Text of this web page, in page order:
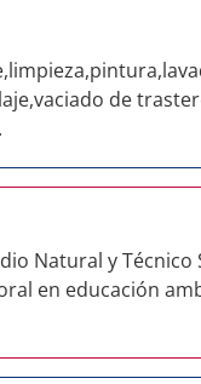
de
Natural y Técnico
en educación